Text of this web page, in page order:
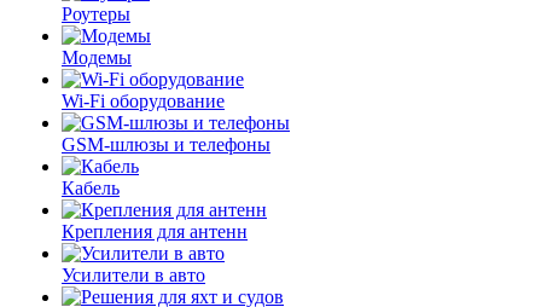
Роутеры
Модемы
Wi-Fi оборудование
GSM-шлюзы и телефоны
Кабель
Крепления для антенн
Усилители в авто